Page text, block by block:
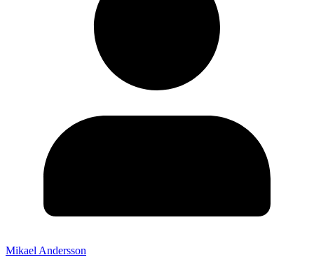
Mikael Andersson